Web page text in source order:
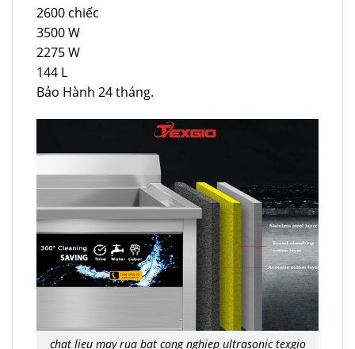
2600 chiếc
3500 W
2275 W
144 L
Bảo Hành 24 tháng.
chat lieu may rua bat cong nghiep ultrasonic texgio